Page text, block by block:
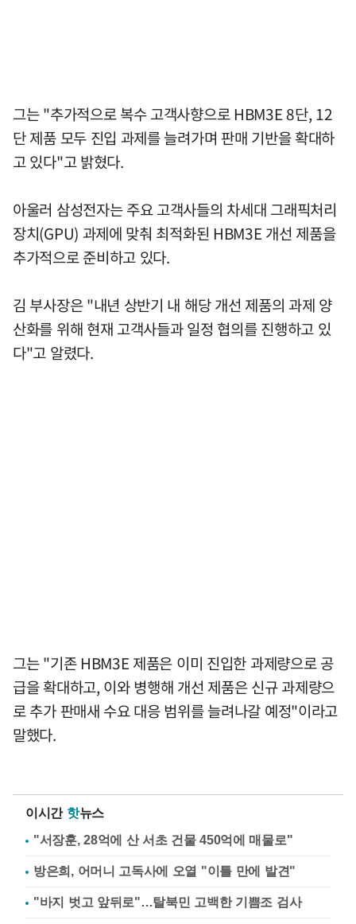
그는 "추가적으로 복수 고객사향으로 HBM3E 8단, 12
단 제품 모두 진입 과제를 늘려가며 판매 기반을 확대하
고 있다"고 밝혔다.
아울러 삼성전자는 주요 고객사들의 차세대 그래픽처리
장치(GPU) 과제에 맞춰 최적화된 HBM3E 개선 제품을
추가적으로 준비하고 있다.
김 부사장은 "내년 상반기 내 해당 개선 제품의 과제 양
산화를 위해 현재 고객사들과 일정 협의를 진행하고 있
다"고 알렸다.
그는 "기존 HBM3E 제품은 이미 진입한 과제량으로 공
급을 확대하고, 이와 병행해 개선 제품은 신규 과제량으
로 추가 판매새 수요 대응 범위를 늘려나갈 예정"이라고
말했다.
이시간 핫뉴스
"서장훈, 28억에 산 서초 건물 450억에 매물로"
방은희, 어머니 고독사에 오열 "이틀 만에 발견"
"바지 벗고 앞뒤로"…탈북민 고백한 기쁨조 검사